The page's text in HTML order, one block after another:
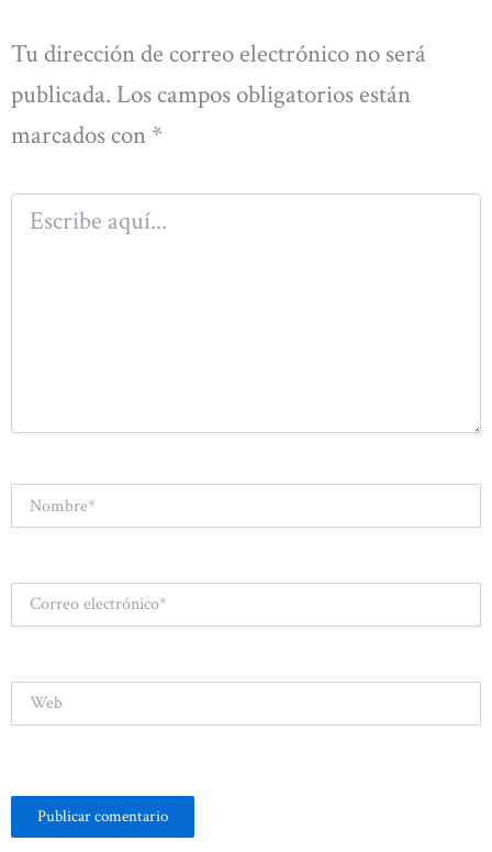
Tu dirección de correo electrónico no será
publicada. Los campos obligatorios están
marcados con *
Escribe
aquí...
Correo
electrónico*
Web